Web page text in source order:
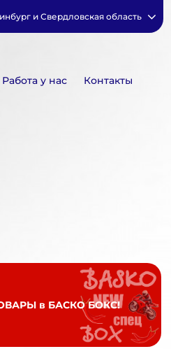
и Свердловская область
Работа у нас Контакты
в БАСКО БОКС!